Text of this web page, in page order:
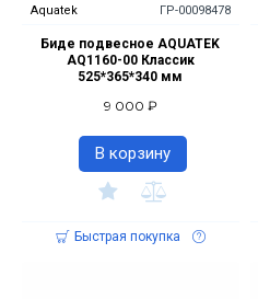
Aquatek ГР-00098478
Биде подвесное AQUATEK
AQ1160-00 Классик
525*365*340 мм
9 000 ₽
В корзину
Быстрая покупка